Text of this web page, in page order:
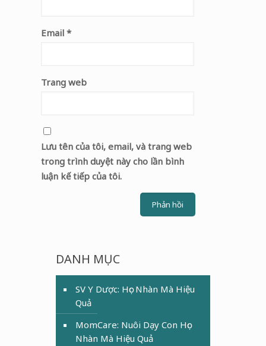
Email*
Trang web
Lưu tên của tôi, email, và trang web
trong trình duyệt này cho lần bình
luận kế tiếp của tôi.
DANH MỤC
SV Y Dược: Học Nhàn Mà Hiệu
Quả
MomCare: Nuôi Dạy Con Học
Nhàn Mà Hiệu Quả